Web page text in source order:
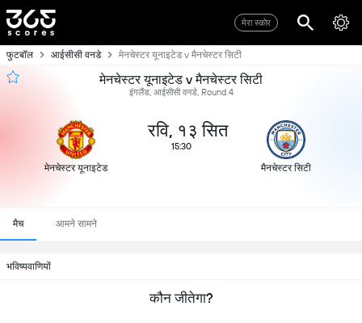
मेरा स्कोर
फुटबॉल आईसीसी वनडे मेनचेस्टर यूनाइटेड v मैनचेस्टर सिटी
मेनचेस्टर यूनाइटेड v मैनचेस्टर सिटी
इंगलैंड, आईसीसी वनडे, Round 4
मेनचेस्टर यूनाइटेड
रवि, १३ सित
15:30
मैनचेस्टर सिटी
मैच आमने सामने
भविष्यवाणियों
कौन जीतेगा?